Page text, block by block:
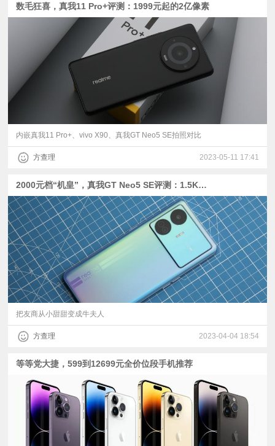
数毛狂喜，真我11 Pro+评测：1999元起的2亿像素
内嵌真我11 Pro+、vivo X90、真我GT Neo5 SE拍照对比
方查理 2023-05-11 17:41
2000元档“机皇”，真我GT Neo5 SE评测：1.5K屏+百瓦快充的二代骁龙7+
把友商从小甜甜变成牛夫人
方查理 2023-04-04 18:54
等等党大捷，599到12699元全价位段手机推荐